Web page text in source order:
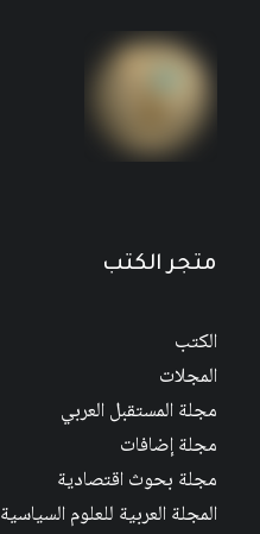
متجر الكتب
الكتب
المجلات
مجلة المستقبل العربي
مجلة إضافات
مجلة بحوث اقتصادية
المجلة العربية للعلوم السياسية